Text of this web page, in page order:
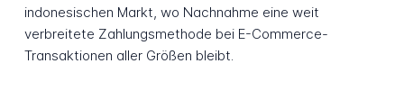
indonesischen Markt, wo Nachnahme eine weit
verbreitete Zahlungsmethode bei E-Commerce-
Transaktionen aller Größen bleibt.